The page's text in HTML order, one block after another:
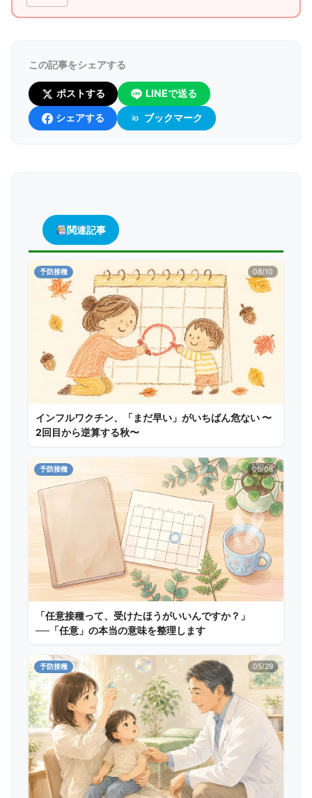
この記事をシェアする
ポストする LINEで送る
シェアする ブックマーク
関連記事
予防接種 08/10
インフルワクチン、「まだ早い」がいちばん危ない 〜
2回目から逆算する秋〜
予防接種 06/08
「任意接種って、受けたほうがいいんですか？」
──「任意」の本当の意味を整理します
予防接種 05/29